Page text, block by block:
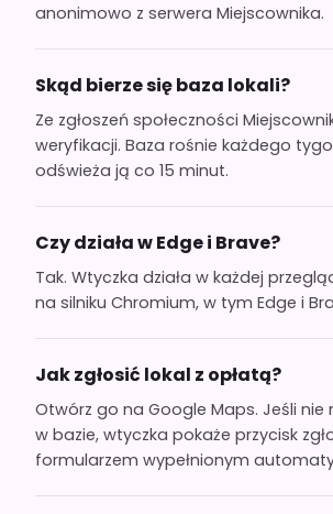
anonimowo z serwera Miejscownika.
Skąd bierze się baza lokali?
Ze zgłoszeń społeczności
weryfikacji. Baza rośnie każdego
odświeża ją co 15 minut.
Czy działa w Edge i Brave?
Tak. Wtyczka działa w każdej
na silniku Chromium, w tym Edge i
Jak zgłosić lokal z opłatą?
Otwórz go na Google Maps. Jeśli nie
w bazie, wtyczka pokaże przycisk
formularzem wypełnionym